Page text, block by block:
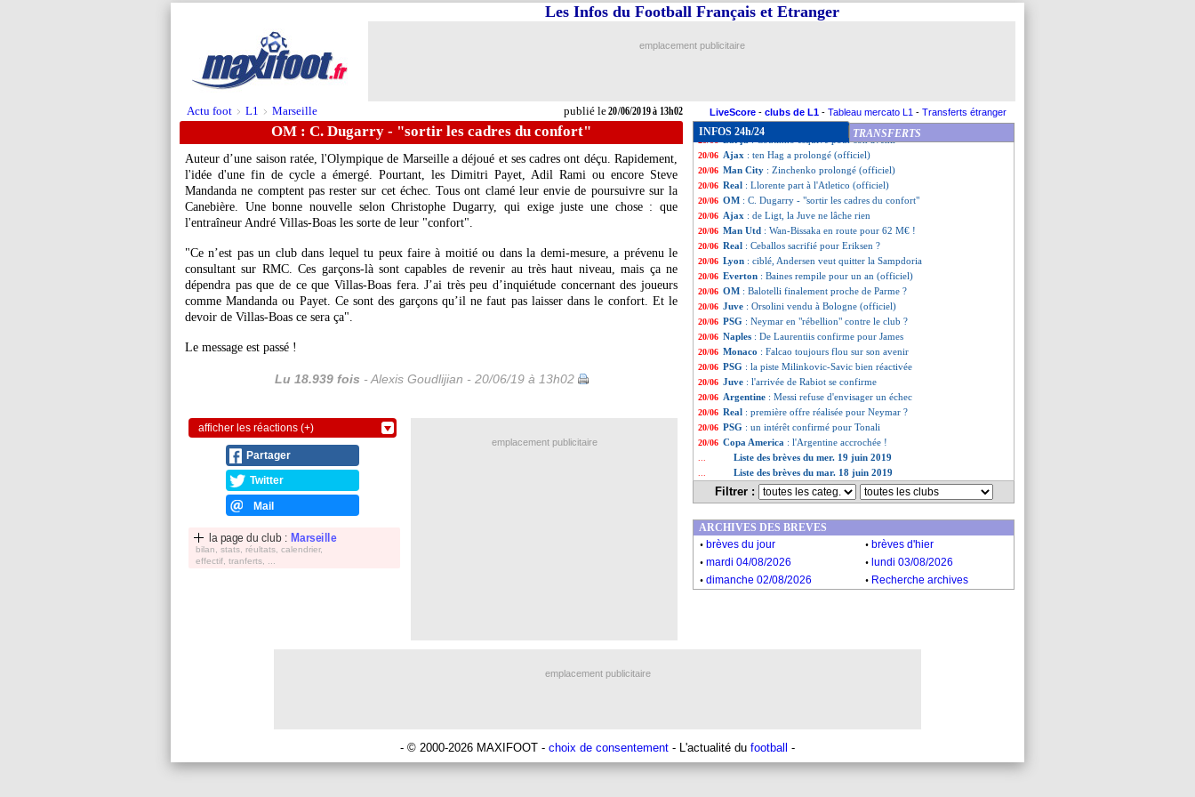
Actu foot > L1 > Marseille publié le20/06/2019 à 13h02
Les Infos du Football Français et Etranger
emplacement publicitaire
LiveScore - clubs de L1 - Tableau mercato L1 - Transferts étranger
OM : C. Dugarry - "sortir les cadres du confort"
Auteur d’une saison ratée, l'Olympique de Marseille a déjoué et ses cadres ont déçu. Rapidement,
l'idée d'une fin de cycle a émergé. Pourtant, les Dimitri Payet, Adil Rami ou encore Steve
Mandanda ne comptent pas rester sur cet échec. Tous ont clamé leur envie de poursuivre sur la
Canebière. Une bonne nouvelle selon Christophe Dugarry, qui exige juste une chose : que
l'entraîneur André Villas-Boas les sorte de leur "confort".
"Ce n’est pas un club dans lequel tu peux faire à moitié ou dans la demi-mesure, a prévenu le
consultant sur RMC. Ces garçons-là sont capables de revenir au très haut niveau, mais ça ne
dépendra pas que de ce que Villas-Boas fera. J’ai très peu d’inquiétude concernant des joueurs
comme Mandanda ou Payet. Ce sont des garçons qu’il ne faut pas laisser dans le confort. Et le
devoir de Villas-Boas ce sera ça".
Le message est passé !
Lu 18.939 fois - Alexis Goudlijian - 20/06/19 à 13h02
afficher les réactions (+)
Partager
Twitter
Mail
la page du club : Marseille
bilan, stats, réultats, calendrier,
effectif, tranferts, ...
INFOS 24h/24 TRANSFERTS
20/06 Lyon: Jean Lucas en approche ?
20/06 Lyon: une offre de 18 M€ pour Andersen
20/06 Juve
20/06 Juve: Pogba et Rabiot, le club confirme
20/06 Man Utd: Aubameyang ciblé, mais...
: Coutinho esquive pour son avenir
20/06 Ajax : ten Hag a prolongé (officiel)
20/06 Man City : Zinchenko prolongé (officiel)
20/06 Real : Llorente part à l'Atletico (officiel)
20/06 OM : C. Dugarry - "sortir les cadres du confort"
20/06 Ajax : de Ligt, la Juve ne lâche rien
20/06 Man Utd : Wan-Bissaka en route pour 62 M€ !
20/06 Real : Ceballos sacrifié pour Eriksen ?
20/06 Lyon : ciblé, Andersen veut quitter la Sampdoria
20/06 Everton : Baines rempile pour un an (officiel)
20/06 OM : Balotelli finalement proche de Parme ?
20/06 Juve : Orsolini vendu à Bologne (officiel)
20/06 PSG : Neymar en "rébellion" contre le club ?
20/06 Naples : De Laurentiis confirme pour James
20/06 Monaco : Falcao toujours flou sur son avenir
20/06 PSG : la piste Milinkovic-Savic bien réactivée
20/06 Juve : l'arrivée de Rabiot se confirme
20/06 Argentine : Messi refuse d'envisager un échec
20/06 Real : première offre réalisée pour Neymar ?
20/06 PSG : un intérêt confirmé pour Tonali
20/06 Copa America : l'Argentine accrochée !
Liste des brèves du mer. 19 juin 2019
Liste des brèves du mar. 18 juin 2019
Filtrer :
emplacement publicitaire
ARCHIVES DES BREVES
. brèves du jour . brèves d'hier
. mardi 04/08/2026 . lundi 03/08/2026
. dimanche 02/08/2026 . Recherche archives
emplacement publicitaire
- © 2000-2026 MAXIFOOT - choix de consentement - L'actualité du football -